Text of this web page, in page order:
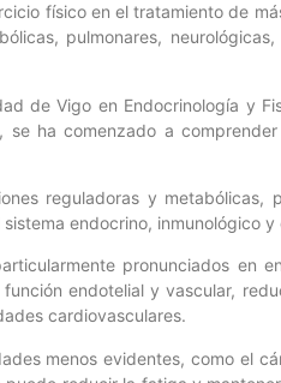
físico en el tratamiento de
pulmonares,
de Vigo en Endocrinología y
ha comenzado a
reguladoras y metabólicas,
endocrino, inmunológico y
pronunciados en
endotelial y vascular,
cardiovasculares.
menos evidentes, como el